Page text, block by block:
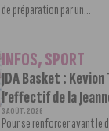
de préparation par un...
INFOS,SPORT
JDA Basket :
l’effectif de la
3 AOÛT, 2026
Pour se renforcer avant le